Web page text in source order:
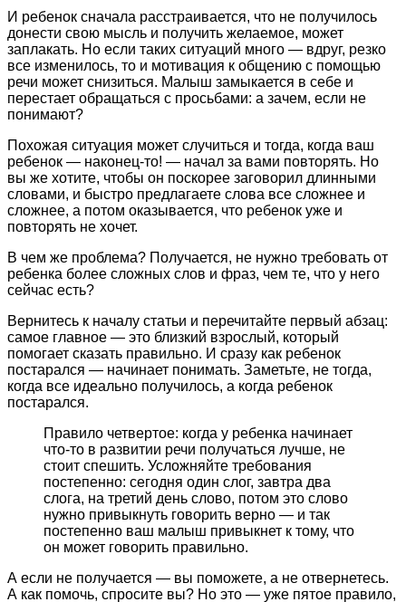
И ребенок сначала расстраивается, что не получилось
донести свою мысль и получить желаемое, может
заплакать. Но если таких ситуаций много — вдруг, резко
все изменилось, то и мотивация к общению с помощью
речи может снизиться. Малыш замыкается в себе и
перестает обращаться с просьбами: а зачем, если не
понимают?
Похожая ситуация может случиться и тогда, когда ваш
ребенок — наконец-то! — начал за вами повторять. Но
вы же хотите, чтобы он поскорее заговорил длинными
словами, и быстро предлагаете слова все сложнее и
сложнее, а потом оказывается, что ребенок уже и
повторять не хочет.
В чем же проблема? Получается, не нужно требовать от
ребенка более сложных слов и фраз, чем те, что у него
сейчас есть?
Вернитесь к началу статьи и перечитайте первый абзац:
самое главное — это близкий взрослый, который
помогает сказать правильно. И сразу как ребенок
постарался — начинает понимать. Заметьте, не тогда,
когда все идеально получилось, а когда ребенок
постарался.
Правило четвертое: когда у ребенка начинает
что-то в развитии речи получаться лучше, не
стоит спешить. Усложняйте требования
постепенно: сегодня один слог, завтра два
слога, на третий день слово, потом это слово
нужно привыкнуть говорить верно — и так
постепенно ваш малыш привыкнет к тому, что
он может говорить правильно.
А если не получается — вы поможете, а не отвернетесь.
А как помочь, спросите вы? Но это — уже пятое правило,